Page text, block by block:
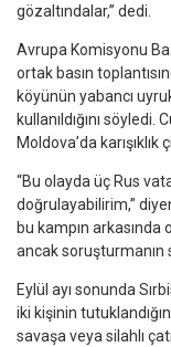
gözaltındalar,” dedi.
Avrupa Komisyonu
ortak basın
köyünün yabancı
kullanıldığını
Moldova’da
“Bu olayda üç Rus
doğrulayabilirim,”
bu kampın arkasında
ancak soruşturmanın
Eylül ayı sonunda
iki kişinin
savaşa veya silahlı